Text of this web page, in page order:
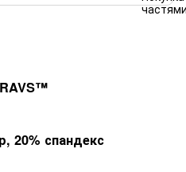
20% спандекс